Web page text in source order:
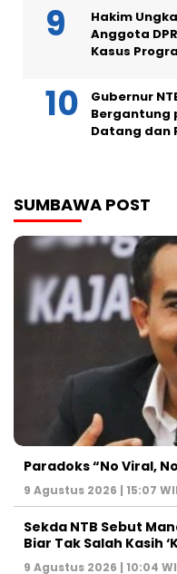
Hakim
Anggota
Kasus
Gubernur
Bergantung
Datang dan
SUMBAWA POST
Paradoks “No Viral,
9 Agustus 2026 | 15:07
Sekda NTB Sebut
Biar Tak Salah Kasih
9 Agustus 2026 | 10:04